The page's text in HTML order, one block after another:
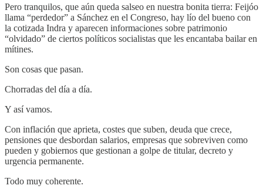
Pero tranquilos, que aún queda salseo en nuestra bonita tierra: Feijóo
llama “perdedor” a Sánchez en el Congreso, hay lío del bueno con
la cotizada Indra y aparecen informaciones sobre patrimonio
“olvidado” de ciertos políticos socialistas que les encantaba bailar en
mítines.
Son cosas que pasan.
Chorradas del día a día.
Y así vamos.
Con inflación que aprieta, costes que suben, deuda que crece,
pensiones que desbordan salarios, empresas que sobreviven como
pueden y gobiernos que gestionan a golpe de titular, decreto y
urgencia permanente.
Todo muy coherente.